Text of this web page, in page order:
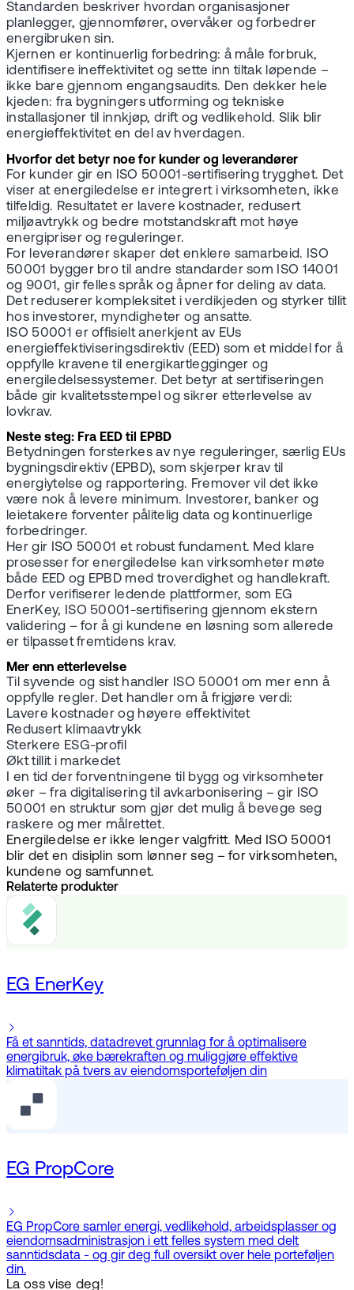
Standarden beskriver hvordan organisasjoner
planlegger, gjennomfører, overvåker og forbedrer
energibruken sin.
Kjernen er kontinuerlig forbedring: å måle forbruk,
identifisere ineffektivitet og sette inn tiltak løpende –
ikke bare gjennom engangsaudits. Den dekker hele
kjeden: fra bygningers utforming og tekniske
installasjoner til innkjøp, drift og vedlikehold. Slik blir
energieffektivitet en del av hverdagen.
Hvorfor det betyr noe for kunder og leverandører
For kunder gir en ISO 50001-sertifisering trygghet. Det
viser at energiledelse er integrert i virksomheten, ikke
tilfeldig. Resultatet er lavere kostnader, redusert
miljøavtrykk og bedre motstandskraft mot høye
energipriser og reguleringer.
For leverandører skaper det enklere samarbeid. ISO
50001 bygger bro til andre standarder som ISO 14001
og 9001, gir felles språk og åpner for deling av data.
Det reduserer kompleksitet i verdikjeden og styrker tillit
hos investorer, myndigheter og ansatte.
ISO 50001 er offisielt anerkjent av EUs
energieffektiviseringsdirektiv (EED) som et middel for å
oppfylle kravene til energikartlegginger og
energiledelsessystemer. Det betyr at sertifiseringen
både gir kvalitetsstempel og sikrer etterlevelse av
lovkrav.
Neste steg: Fra EED til EPBD
Betydningen forsterkes av nye reguleringer, særlig EUs
bygningsdirektiv (EPBD), som skjerper krav til
energiytelse og rapportering. Fremover vil det ikke
være nok å levere minimum. Investorer, banker og
leietakere forventer pålitelig data og kontinuerlige
forbedringer.
Her gir ISO 50001 et robust fundament. Med klare
prosesser for energiledelse kan virksomheter møte
både EED og EPBD med troverdighet og handlekraft.
Derfor verifiserer ledende plattformer, som EG
EnerKey, ISO 50001-sertifisering gjennom ekstern
validering – for å gi kundene en løsning som allerede
er tilpasset fremtidens krav.
Mer enn etterlevelse
Til syvende og sist handler ISO 50001 om mer enn å
oppfylle regler. Det handler om å frigjøre verdi:
Lavere kostnader og høyere effektivitet
Redusert klimaavtrykk
Sterkere ESG-profil
Økt tillit i markedet
I en tid der forventningene til bygg og virksomheter
øker – fra digitalisering til avkarbonisering – gir ISO
50001 en struktur som gjør det mulig å bevege seg
raskere og mer målrettet.
Energiledelse er ikke lenger valgfritt. Med ISO 50001
blir det en disiplin som lønner seg – for virksomheten,
kundene og samfunnet.
Relaterte produkter
EG EnerKey
Få et sanntids, datadrevet grunnlag for å optimalisere
energibruk, øke bærekraften og muliggjøre effektive
klimatiltak på tvers av eiendomsporteføljen din
EG PropCore
EG PropCore samler energi, vedlikehold, arbeidsplasser og
eiendomsadministrasjon i ett felles system med delt
sanntidsdata - og gir deg full oversikt over hele porteføljen
din.
La oss vise deg!